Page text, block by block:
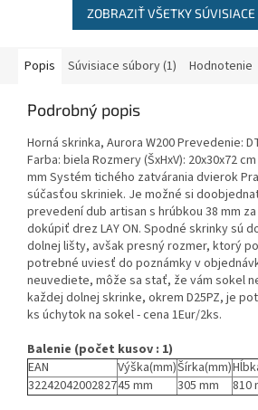
ZOBRAZIŤ VŠETKY SÚVISIACE
Popis Súvisiace súbory (1) Hodnotenie
Podrobný popis
Horná skrinka, Aurora W200 Prevedenie:
Farba: biela Rozmery (ŠxHxV): 20x30x72
mm Systém tichého zatvárania dvierok
súčasťou skriniek. Je možné si
prevedení dub artisan s hrúbkou 38 mm
dokúpiť drez LAY ON. Spodné skrinky sú
dolnej lišty, avšak presný rozmer, ktorý
potrebné uviesť do poznámky v
neuvediete, môže sa stať, že vám sokel
každej dolnej skrinke, okrem D25PZ, je
ks úchytok na sokel - cena 1Eur/2ks.
Balenie (počet kusov : 1)
EAN
Výška(mm)Šírka(mm)
3224204200282745 mm 305 mm 810